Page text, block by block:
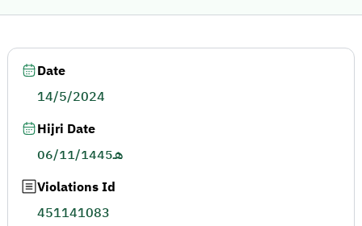
Date
14/5/2024
Hijri Date
06/11/1445هـ
Violations Id
451141083